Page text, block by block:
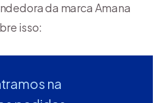
da marca Amana
isso:
na